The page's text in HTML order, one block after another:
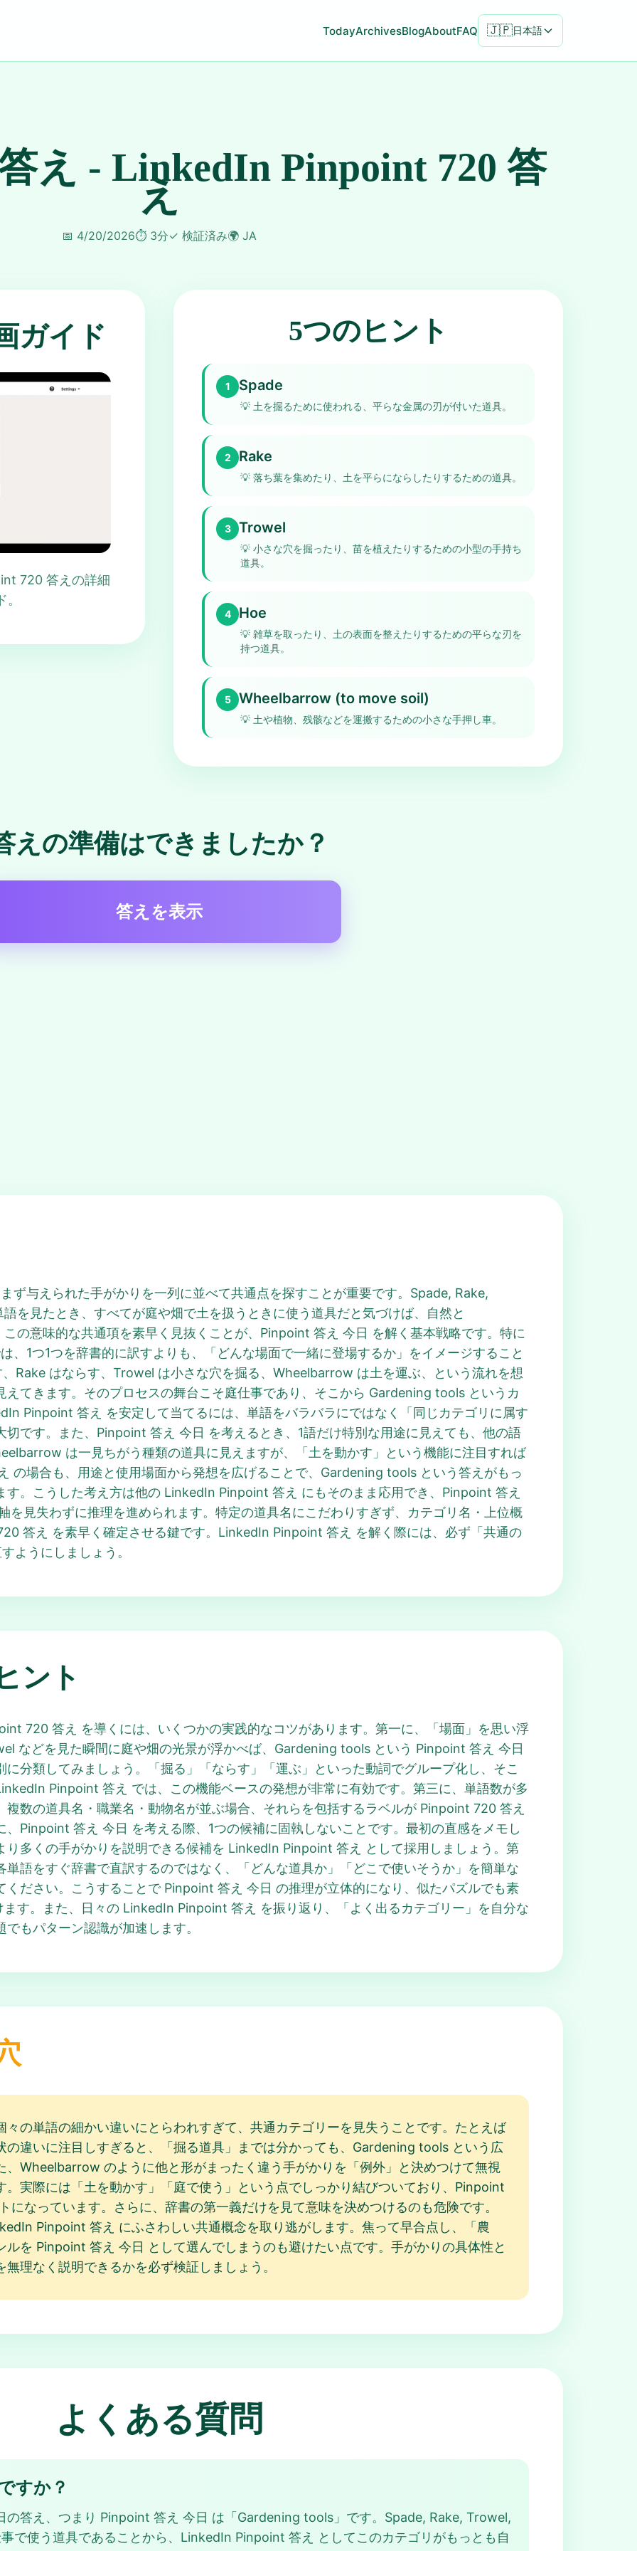
TodayArchivesBlogAboutFAQ 🇯🇵日本語
え - LinkedIn Pinpoint 720 答
え
📅 4/20/2026⏱️ 3分✓ 検証済み🌍 JA
ガイド
720 答えの詳細
5つのヒント
1 Spade
💡 土を掘るために使われる、平らな金属の刃が付いた道具。
2 Rake
💡 落ち葉を集めたり、土を平らにならしたりするための道具。
3 Trowel
💡 小さな穴を掘ったり、苗を植えたりするための小型の手持ち
道具。
4 Hoe
💡 雑草を取ったり、土の表面を整えたりするための平らな刃を
持つ道具。
5 Wheelbarrow (to move soil)
💡 土や植物、残骸などを運搬するための小さな手押し車。
えの準備はできましたか？
答えを表示
ず与えられた手がかりを一列に並べて共通点を探すことが重要です。Spade, Rake,
を見たとき、すべてが庭や畑で土を扱うときに使う道具だと気づけば、自然と
の意味的な共通項を素早く見抜くことが、Pinpoint 答え 今日 を解く基本戦略です。特に
、1つ1つを辞書的に訳すよりも、「どんな場面で一緒に登場するか」をイメージすること
Rake はならす、Trowel は小さな穴を掘る、Wheelbarrow は土を運ぶ、という流れを想
えてきます。そのプロセスの舞台こそ庭仕事であり、そこから Gardening tools というカ
Pinpoint 答え を安定して当てるには、単語をバラバラにではなく「同じカテゴリに属す
切です。また、Pinpoint 答え 今日 を考えるとき、1語だけ特別な用途に見えても、他の語
は一見ちがう種類の道具に見えますが、「土を動かす」という機能に注目すれば
の場合も、用途と使用場面から発想を広げることで、Gardening tools という答えがもっ
す。こうした考え方は他の LinkedIn Pinpoint 答え にもそのまま応用でき、Pinpoint 答え
を見失わずに推理を進められます。特定の道具名にこだわりすぎず、カテゴリ名・上位概
答え を素早く確定させる鍵です。LinkedIn Pinpoint 答え を解く際には、必ず「共通の
ようにしましょう。
ント
720 答え を導くには、いくつかの実践的なコツがあります。第一に、「場面」を思い浮
などを見た瞬間に庭や畑の光景が浮かべば、Gardening tools という Pinpoint 答え 今日
分類してみましょう。「掘る」「ならす」「運ぶ」といった動詞でグループ化し、そこ
Pinpoint 答え では、この機能ベースの発想が非常に有効です。第三に、単語数が多
数の道具名・職業名・動物名が並ぶ場合、それらを包括するラベルが Pinpoint 720 答え
Pinpoint 答え 今日 を考える際、1つの候補に固執しないことです。最初の直感をメモし
り多くの手がかりを説明できる候補を LinkedIn Pinpoint 答え として採用しましょう。第
語をすぐ辞書で直訳するのではなく、「どんな道具か」「どこで使いそうか」を簡単な
ください。こうすることで Pinpoint 答え 今日 の推理が立体的になり、似たパズルでも素
す。また、日々の LinkedIn Pinpoint 答え を振り返り、「よく出るカテゴリー」を自分な
もパターン認識が加速します。
々の単語の細かい違いにとらわれすぎて、共通カテゴリーを見失うことです。たとえば
違いに注目しすぎると、「掘る道具」までは分かっても、Gardening tools という広
、Wheelbarrow のように他と形がまったく違う手がかりを「例外」と決めつけて無視
。実際には「土を動かす」「庭で使う」という点でしっかり結びついており、Pinpoint
になっています。さらに、辞書の第一義だけを見て意味を決めつけるのも危険です。
Pinpoint 答え にふさわしい共通概念を取り逃がします。焦って早合点し、「農
ルを Pinpoint 答え 今日 として選んでしまうのも避けたい点です。手がかりの具体性と
理なく説明できるかを必ず検証しましょう。
よくある質問
すか？
の答え、つまり Pinpoint 答え 今日 は「Gardening tools」です。Spade, Rake, Trowel,
で使う道具であることから、LinkedIn Pinpoint 答え としてこのカテゴリがもっとも自